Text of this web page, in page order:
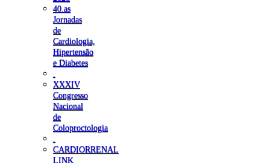
40.as
Jornadas
de
Cardiologia,
Hipertensão
e Diabetes
XXXIV
Congresso
Nacional
de
Coloproctologia
CARDIORRENAL
LINK